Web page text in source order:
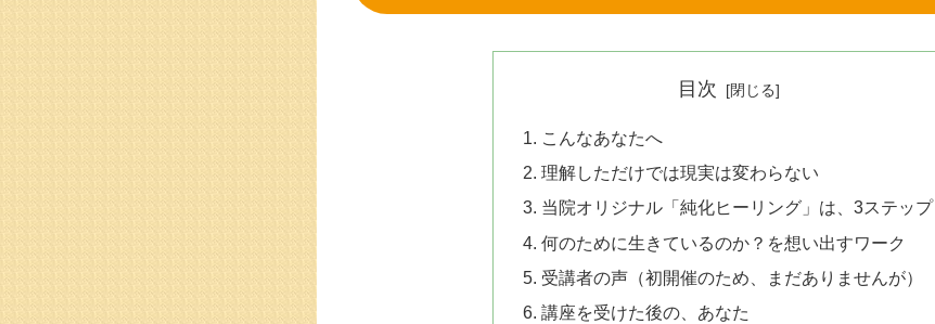
目次
こんなあなたへ
理解しただけでは現実は変わらない
当院オリジナル「純化ヒーリング」は、3ステップ
何のために生きているのか？を想い出すワーク
受講者の声（初開催のため、まだありませんが）
講座を受けた後の、あなた